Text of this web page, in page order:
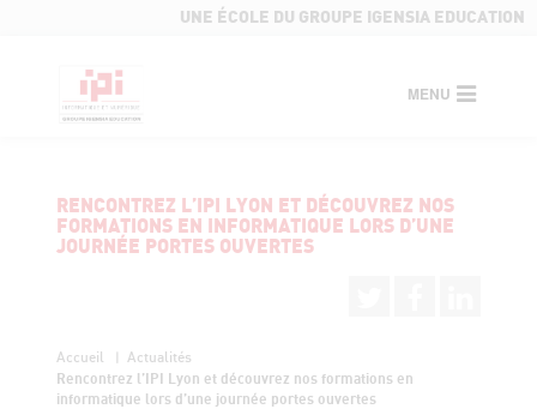
UNE ÉCOLE DU GROUPE IGENSIA EDUCATION
MENU
RENCONTREZ L’IPI LYON ET DÉCOUVREZ NOS
FORMATIONS EN INFORMATIQUE LORS D’UNE
JOURNÉE PORTES OUVERTES
Accueil Actualités
Rencontrez l’IPI Lyon et découvrez nos formations en
informatique lors d’une journée portes ouvertes